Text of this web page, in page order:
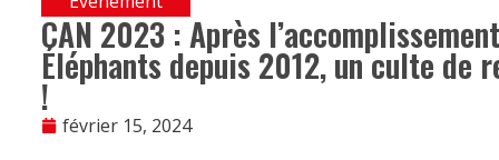
CAN 2023 : Après
Éléphants depuis 2012, un culte de
!
février 15, 2024